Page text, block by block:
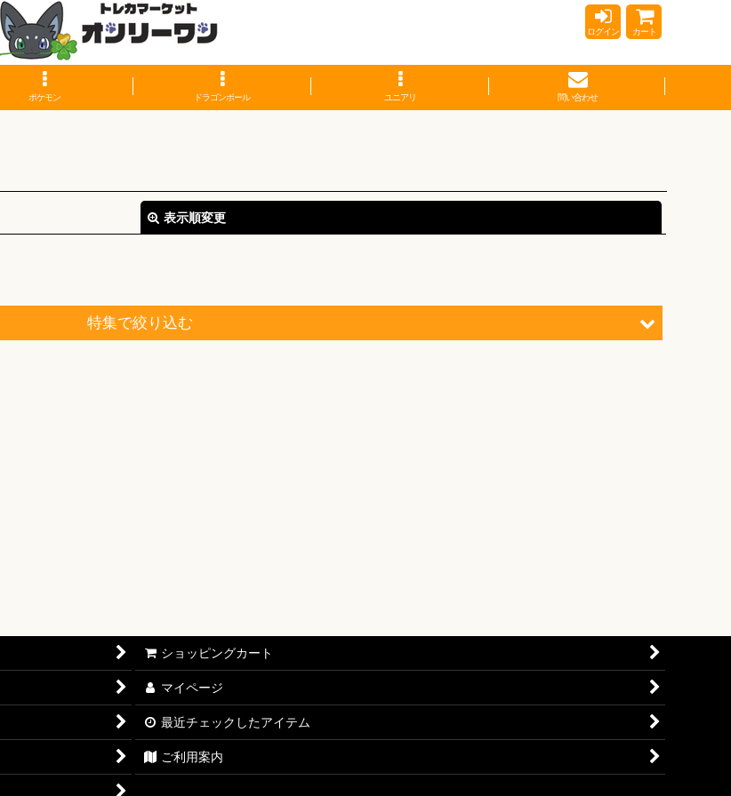
ログイン カート
ポケモン ドラゴンボール ユニアリ 問い合わせ
表示順変更
特集で絞り込む
Edition【EB-03】
】
BEST vol.2【PRB-02】
ショッピングカート
マイページ
最近チェックしたアイテム
ご利用案内